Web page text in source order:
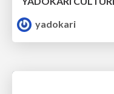
yadokari